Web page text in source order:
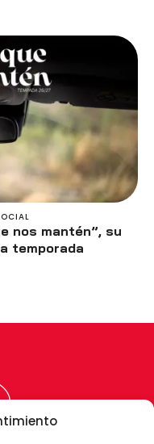
nos mantén”, su
temporada